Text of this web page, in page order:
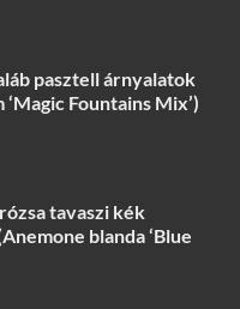
pasztell árnyalatok
Fountains Mix’)
tavaszi kék
blanda ‘Blue